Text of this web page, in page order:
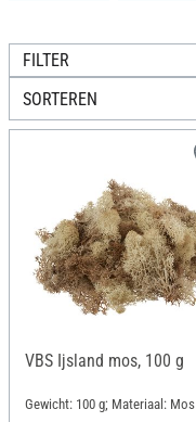
FILTER
SORTEREN
VBS Ijsland mos, 100 g
Gewicht: 100 g; Materiaal: Mos